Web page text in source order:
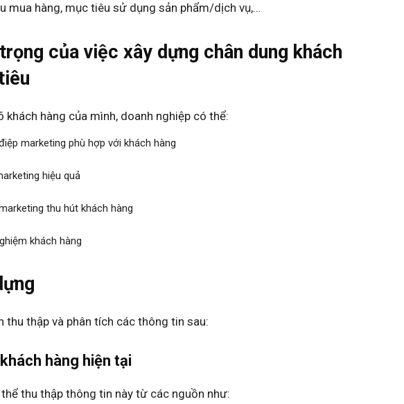
mua hàng, mục tiêu sử dụng sản phẩm/dịch vụ,…
của việc xây dựng chân dung khách
khách hàng của mình, doanh nghiệp có thể:
marketing phù hợp với khách hàng
hiệu quả
thu hút khách hàng
khách hàng
thu thập và phân tích các thông tin sau:
hàng hiện tại
thu thập thông tin này từ các nguồn như: